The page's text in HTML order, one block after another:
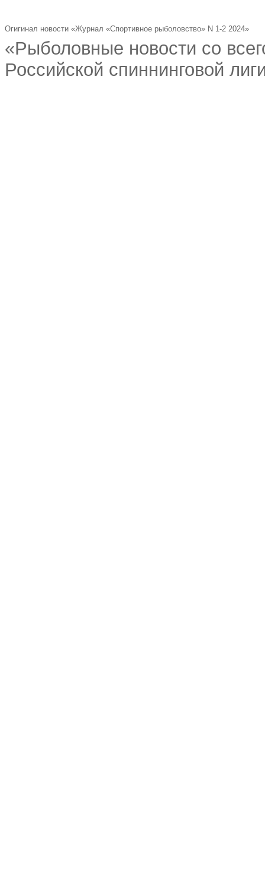
Огигинал новости «Журнал «Спортивное рыболовство» N 1-2 2024»
«Рыболовные новости со
Российской спиннинговой